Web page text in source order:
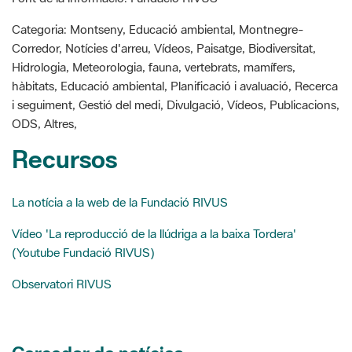
l
b
o
o
k
e
r
e
s
t
a
r
t
i
r
Categoria: Montseny, Educació ambiental, Montnegre-
Corredor, Notícies d'arreu, Vídeos, Paisatge, Biodiversitat,
Hidrologia, Meteorologia, fauna, vertebrats, mamífers,
hàbitats, Educació ambiental, Planificació i avaluació, Recerca
i seguiment, Gestió del medi, Divulgació, Vídeos, Publicacions,
ODS, Altres,
Recursos
La notícia a la web de la Fundació RIVUS
Vídeo 'La reproducció de la llúdriga a la baixa Tordera'
(Youtube Fundació RIVUS)
Observatori RIVUS